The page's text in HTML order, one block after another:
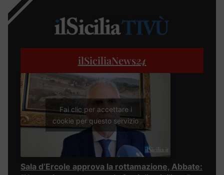
ilSiciliaNews24
Fai clic per accettare i
cookie per questo servizio
Sala d’Ercole approva la rottamazione, Abbate: